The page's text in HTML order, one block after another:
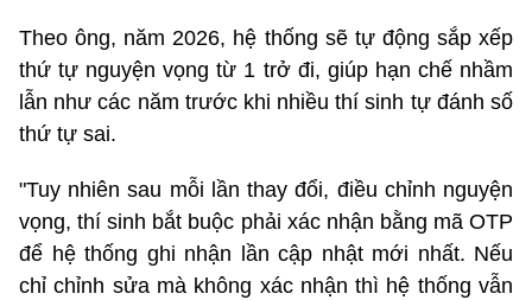
Theo ông, năm 2026, hệ thống sẽ tự động sắp xếp
thứ tự nguyện vọng từ 1 trở đi, giúp hạn chế nhầm
lẫn như các năm trước khi nhiều thí sinh tự đánh số
thứ tự sai.
"Tuy nhiên sau mỗi lần thay đổi, điều chỉnh nguyện
vọng, thí sinh bắt buộc phải xác nhận bằng mã OTP
để hệ thống ghi nhận lần cập nhật mới nhất. Nếu
chỉ chỉnh sửa mà không xác nhận thì hệ thống vẫn